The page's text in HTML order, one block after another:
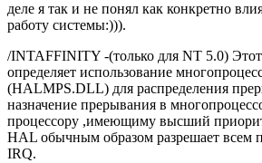
деле я так и не понял как конкретно
работу системы:))).
/INTAFFINITY -(только для NT 5.0)
определяет использование
(HALMPS.DLL) для распределения
назначение прерывания в
процессору ,имеющиму высший
HAL обычным образом разрешает всем
IRQ.